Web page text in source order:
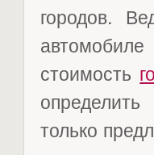
городов.
стоимость
только